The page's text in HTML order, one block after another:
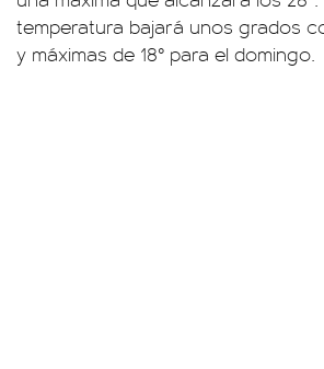
temperatura bajará unos grados
y máximas de 18° para el domingo.